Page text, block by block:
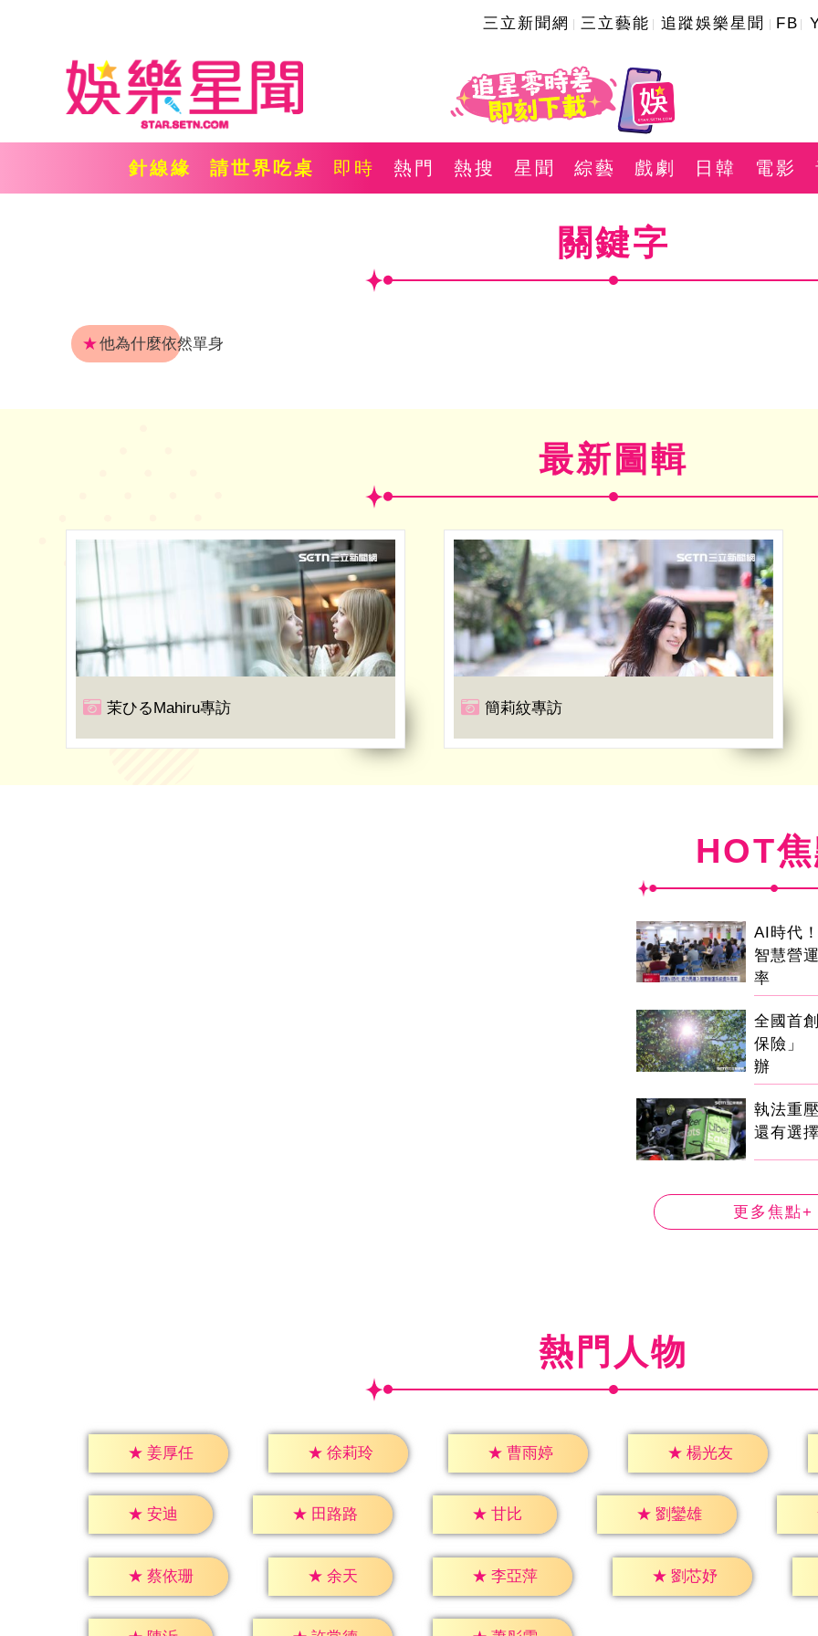
三立新聞網 三立藝能 追蹤娛樂星聞 FB
針線緣 請世界吃桌 即時 熱門 熱搜 星聞 綜藝 戲劇 日韓 電影
關鍵字
★他為什麼依然單身
最新圖輯
茉ひるMahiru專訪 簡莉紋專訪
HOT
AI時代
智慧營
率
全國首
保險」
辦
執法重
還有選
更多焦點+
熱門人物
★ 姜厚任 ★ 徐莉玲 ★ 曹雨婷 ★ 楊光友
★ 安迪 ★ 田路路 ★ 甘比 ★ 劉鑾雄
★ 蔡依珊 ★ 余天 ★ 李亞萍 ★ 劉芯妤